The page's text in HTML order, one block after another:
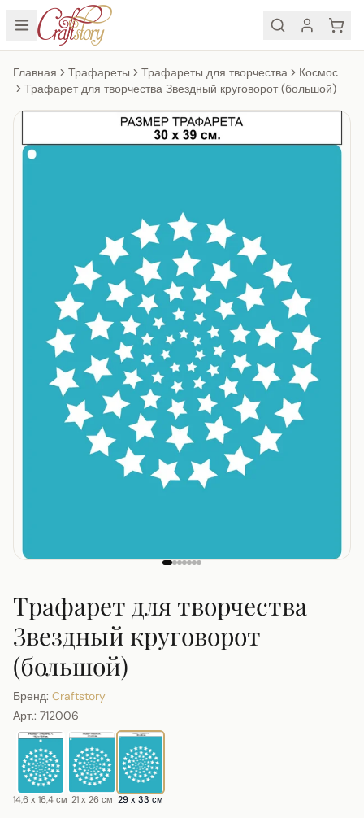
Главная Трафареты Трафареты для творчества
Космос
Трафарет для творчества Звездный круговорот (большой)
Трафарет для творчества
Звездный круговорот
(большой)
Бренд: Craftstory
Арт.: 712006
14,6 х 16,4 см 21 х 26 см 29 х 33 см